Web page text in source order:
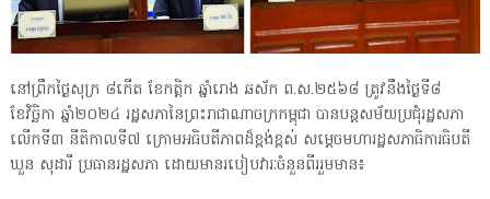
នៅព្រឹកថ្ងៃសុក្រ ៨កើត ខែកត្តិក ឆ្នាំរោង ឆស័ក ព.ស.២៥៦៨ ត្រូវនឹងថ្ងៃទី៨
ខែវិច្ឆិកា ឆ្នាំ២០២៤ រដ្ឋសភានៃព្រះរាជាណាចក្រកម្ពុជា បានបន្តសម័យប្រជុំរដ្ឋសភា
លើកទី៣ នីតិកាលទី៧ ក្រោមអធិបតីភាពដ៏ខ្ពង់ខ្ពស់ សម្ដេចមហារដ្ឋសភាធិការធិបតី
ឃួន សុដារី ប្រធានរដ្ឋសភា ដោយមានរបៀបវារៈចំនួនពីររួមមាន៖